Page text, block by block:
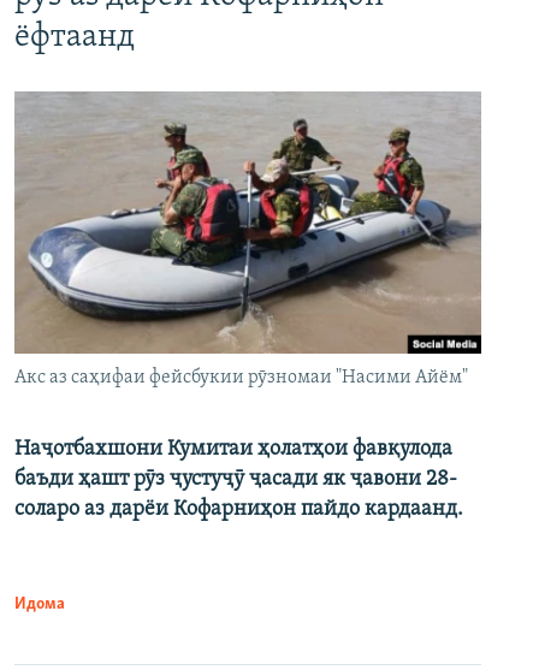
ёфтаанд
Акс аз саҳифаи фейсбукии рӯзномаи "Насими Айём"
Наҷотбахшони Кумитаи ҳолатҳои фавқулода
баъди ҳашт рӯз ҷустуҷӯ ҷасади як ҷавони 28-
соларо аз дарёи Кофарниҳон пайдо кардаанд.
Идома